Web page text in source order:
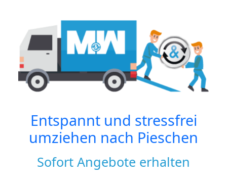
Entspannt und stressfrei
umziehen nach Pieschen
Sofort Angebote erhalten